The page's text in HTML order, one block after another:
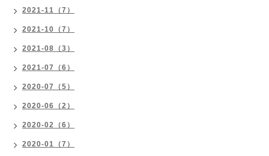
2021-11（7）
2021-10（7）
2021-08（3）
2021-07（6）
2020-07（5）
2020-06（2）
2020-02（6）
2020-01（7）